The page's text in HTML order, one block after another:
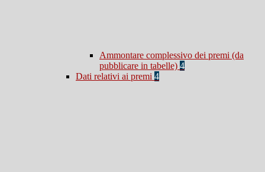
Ammontare complessivo dei premi (da
pubblicare in tabelle) 4
Dati relativi ai premi 4